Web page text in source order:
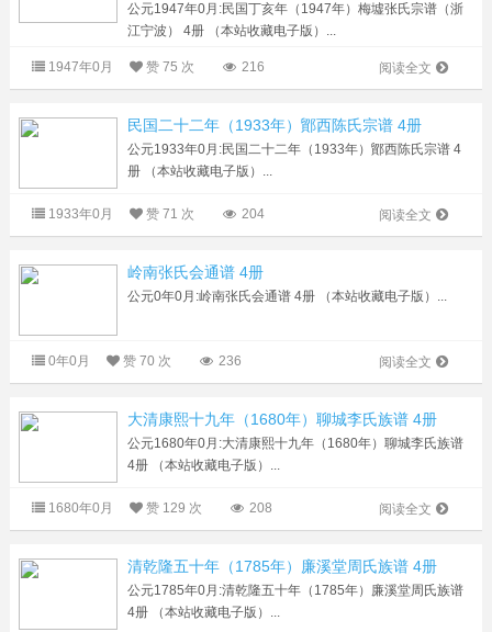
公元1947年0月:民国丁亥年（1947年）梅墟张氏宗谱（浙
江宁波） 4册 （本站收藏电子版）...
阅读全文
1947年0月 赞75 次 216
民国二十二年（1933年）鄮西陈氏宗谱 4册
公元1933年0月:民国二十二年（1933年）鄮西陈氏宗谱 4
册 （本站收藏电子版）...
阅读全文
1933年0月 赞71 次 204
岭南张氏会通谱 4册
公元0年0月:岭南张氏会通谱 4册 （本站收藏电子版）...
阅读全文
0年0月 赞70 次 236
大清康熙十九年（1680年）聊城李氏族谱 4册
公元1680年0月:大清康熙十九年（1680年）聊城李氏族谱
4册 （本站收藏电子版）...
阅读全文
1680年0月 赞 129 次 208
清乾隆五十年（1785年）廉溪堂周氏族谱 4册
公元1785年0月:清乾隆五十年（1785年）廉溪堂周氏族谱
4册 （本站收藏电子版）...